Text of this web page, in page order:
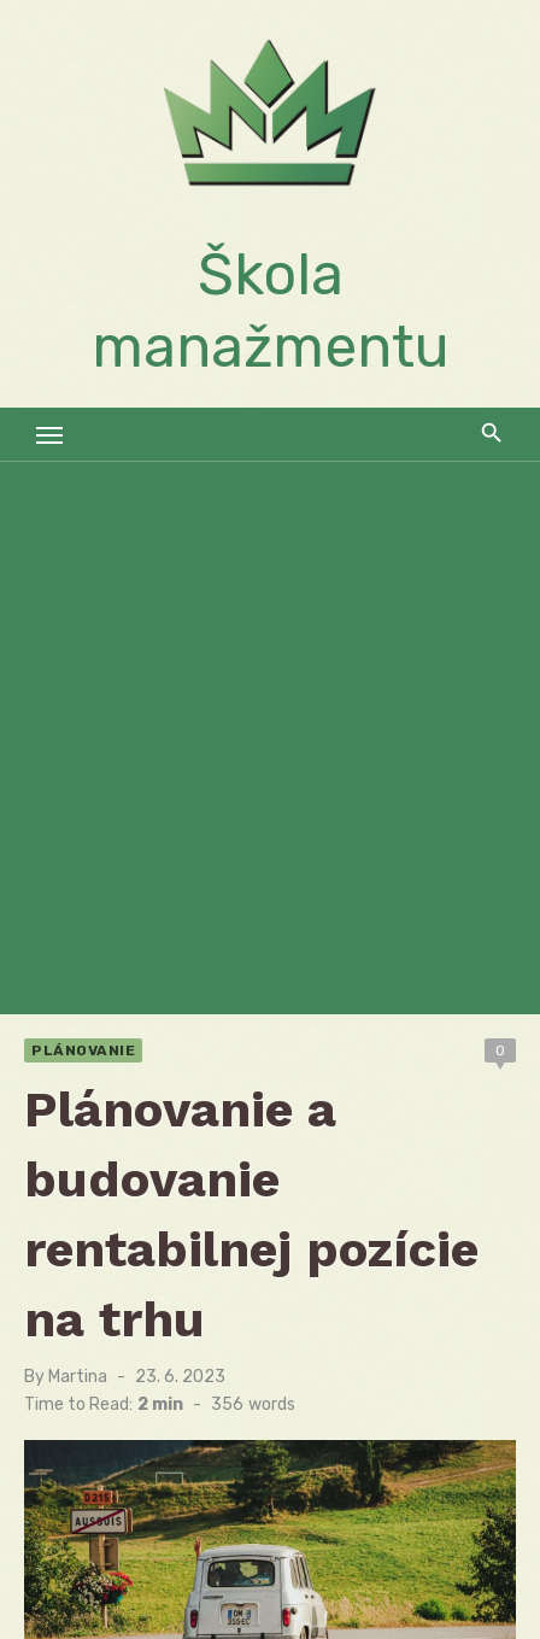
Škola
manažmentu
PLÁNOVANIE 0
Plánovanie a
budovanie
rentabilnej pozície
na trhu
By Martina
Posted
on
23. 6. 2023
Time to Read: 2 min - 356 words